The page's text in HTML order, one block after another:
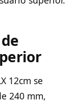
12cm se
240 mm,